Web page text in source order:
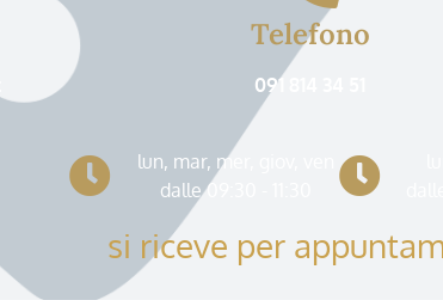
Telefono
091 814 34 51
lun, mar, mer, giov, ven
dalle 09:30 - 11:30
si riceve per